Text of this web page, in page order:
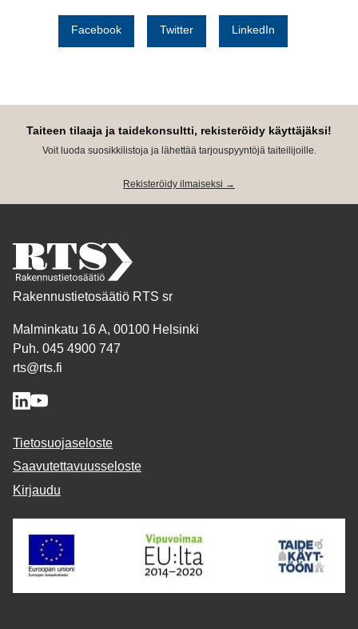
Facebook Twitter LinkedIn
Taiteen tilaaja ja taidekonsultti, rekisteröidy käyttäjäksi!
Voit luoda suosikkilistoja ja lähettää tarjouspyyntöjä taiteilijoille.
Rekisteröidy ilmaiseksi →
Rakennustietosäätiö RTS sr
Malminkatu 16 A, 00100 Helsinki
Puh. 045 4900 747
rts@rts.fi
Tietosuojaseloste
Saavutettavuusseloste
Kirjaudu